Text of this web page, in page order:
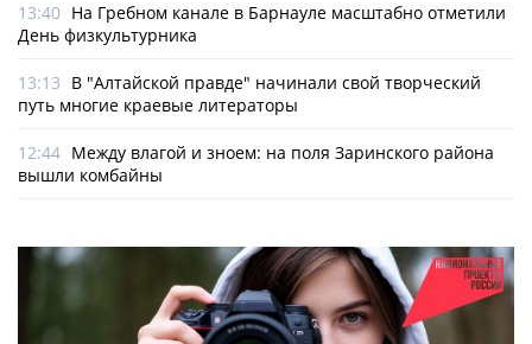
13:40 На Гребном канале в Барнауле масштабно отметили
День физкультурника
13:13 В "Алтайской правде" начинали свой творческий
путь многие краевые литераторы
12:44 Между влагой и зноем: на поля Заринского района
вышли комбайны